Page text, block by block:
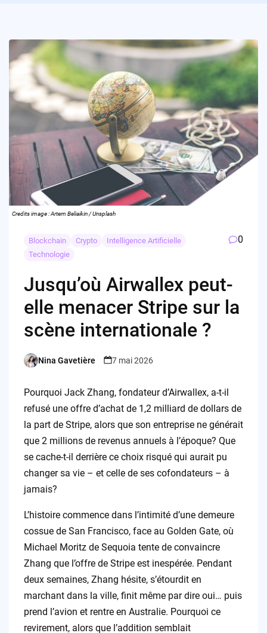
Credits image : Artem Beliaikin / Unsplash
Blockchain Crypto
Intelligence Artificielle
Technologie
0
Jusqu’où Airwallex peut-
elle menacer Stripe sur la
scène internationale ?
Posted
Nina Gavetière 7 mai 2026
Pourquoi Jack Zhang, fondateur d’Airwallex, a-t-il
refusé une offre d’achat de 1,2 milliard de dollars de
la part de Stripe, alors que son entreprise ne générait
que 2 millions de revenus annuels à l’époque? Que
se cache-t-il derrière ce choix risqué qui aurait pu
changer sa vie – et celle de ses cofondateurs – à
jamais?
L’histoire commence dans l’intimité d’une demeure
cossue de San Francisco, face au Golden Gate, où
Michael Moritz de Sequoia tente de convaincre
Zhang que l’offre de Stripe est inespérée. Pendant
deux semaines, Zhang hésite, s’étourdit en
marchant dans la ville, finit même par dire oui… puis
prend l’avion et rentre en Australie. Pourquoi ce
revirement, alors que l’addition semblait